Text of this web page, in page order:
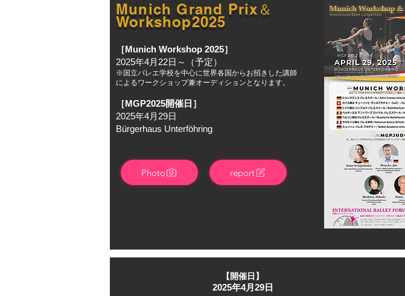
Munich Grand Prix ＆
Workshop2025
［Munich Workshop 2025］
2025年4月22日～（予定）
※国立バレエ学校を中心に世界各国からお招きした講師
によるワークショップ兼オーディションとなります。
［MGP2025開催日］
2025年4月29日
Bürgerhaus Unterföhring
Photo report
【開催日】
2025年4月29日